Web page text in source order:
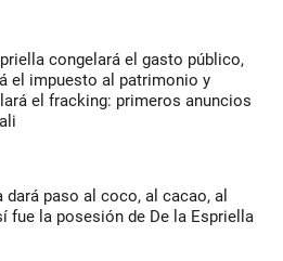
congelará el gasto público,
el impuesto al patrimonio y
el fracking: primeros anuncios
dará paso al coco, al cacao, al
fue la posesión de De la Espriella